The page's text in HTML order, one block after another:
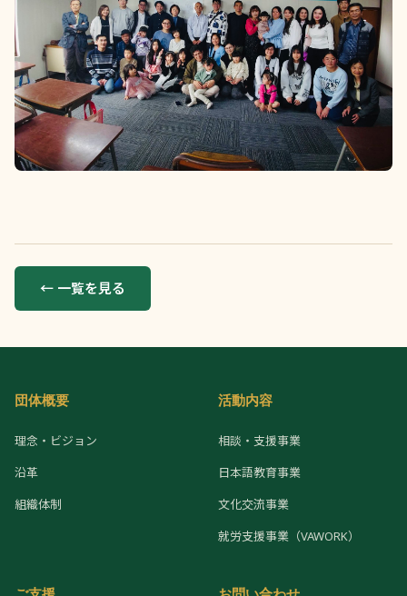
← 一覧を見る
団体概要
理念・ビジョン
沿革
組織体制
活動内容
相談・支援事業
日本語教育事業
文化交流事業
就労支援事業（VAWORK）